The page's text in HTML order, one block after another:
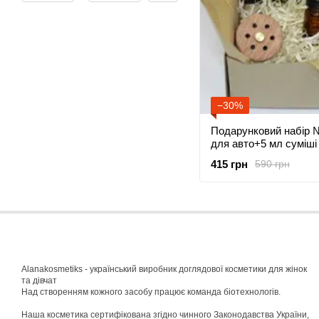
−30%
Подарунковий
для авто+5 мл суміші
590 грн
415 грн
Alanakosmetiks - український виробник доглядової косметики для жінок
та дівчат
Над створенням кожного засобу працює команда біотехнологів.
Наша косметика сертифікована згідно чинного Законодавства України,